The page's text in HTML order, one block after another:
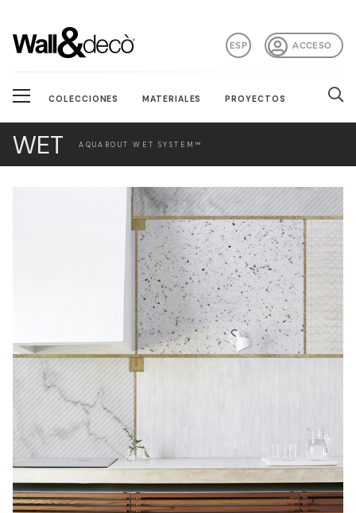
ACCESO
ESP
COLECCIONES MATERIALES PROYECTOS
WET AQUABOUT WET SYSTEM™